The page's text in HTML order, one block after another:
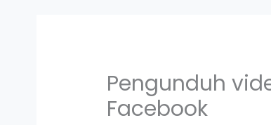
Pengunduh
Facebook